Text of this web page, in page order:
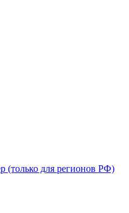
(только для регионов РФ)